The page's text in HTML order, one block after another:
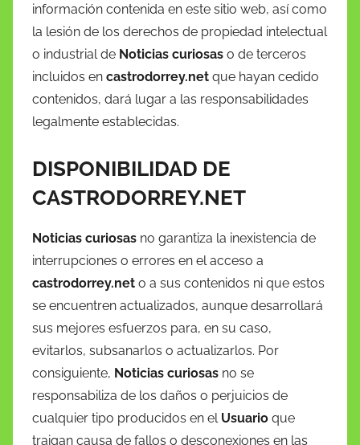
información contenida en este sitio web, así como
la lesión de los derechos de propiedad intelectual
o industrial de Noticias curiosas o de terceros
incluidos en castrodorrey.net que hayan cedido
contenidos, dará lugar a las responsabilidades
legalmente establecidas.
DISPONIBILIDAD DE
CASTRODORREY.NET
Noticias curiosas no garantiza la inexistencia de
interrupciones o errores en el acceso a
castrodorrey.net o a sus contenidos ni que estos
se encuentren actualizados, aunque desarrollará
sus mejores esfuerzos para, en su caso,
evitarlos, subsanarlos o actualizarlos. Por
consiguiente, Noticias curiosas no se
responsabiliza de los daños o perjuicios de
cualquier tipo producidos en el Usuario que
traigan causa de fallos o desconexiones en las